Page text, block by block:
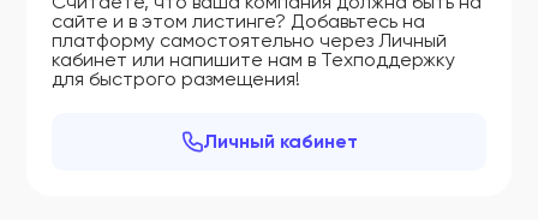
сайте и в этом листинге? Добавьтесь на
платформу самостоятельно через Личный
кабинет или напишите нам в Техподдержку
для быстрого размещения!
Личный кабинет